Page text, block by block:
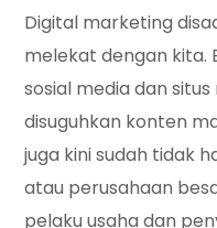
Digital marketing
melekat dengan kita.
sosial media dan
disuguhkan konten
juga kini sudah tidak
atau perusahaan
pelaku usaha dan